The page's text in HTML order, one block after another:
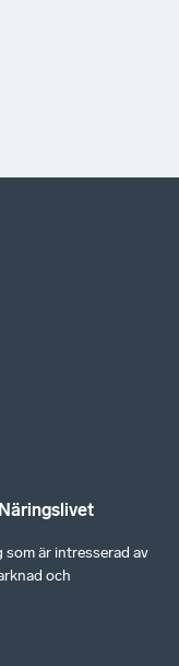
är intresserad av
och